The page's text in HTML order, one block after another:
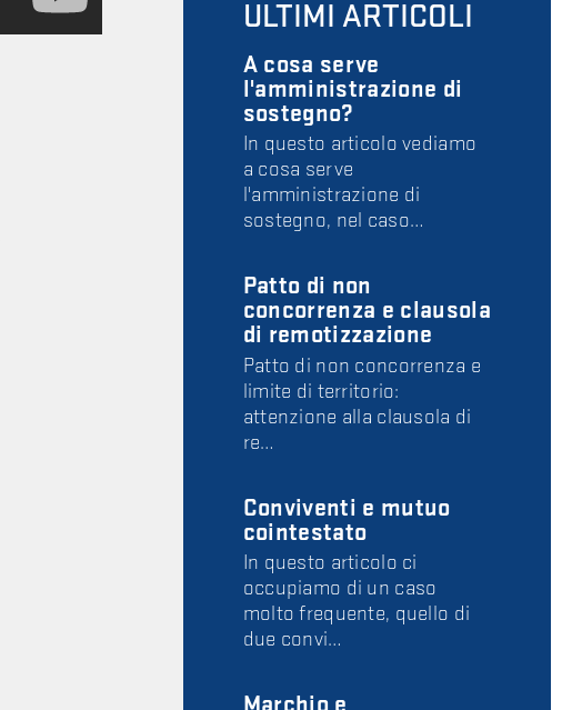
ULTIMI ARTICOLI
A cosa serve
l'amministrazione di
sostegno?
In questo articolo vediamo
a cosa serve
l'amministrazione di
sostegno, nel caso…
Patto di non
concorrenza e clausola
di remotizzazione
Patto di non concorrenza e
limite di territorio:
attenzione alla clausola di
re…
Conviventi e mutuo
cointestato
In questo articolo ci
occupiamo di un caso
molto frequente, quello di
due convi…